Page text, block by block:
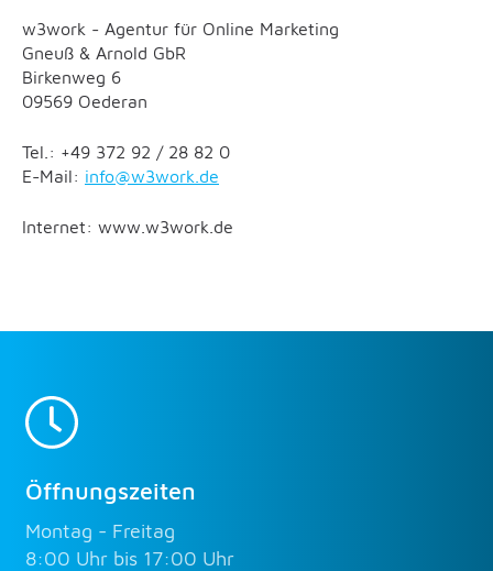
w3work - Agentur für Online Marketing
Gneuß & Arnold GbR
Birkenweg 6
09569 Oederan
Tel.: +49 372 92 / 28 82 0
E-Mail: info@w3work.de
Internet: www.w3work.de
Öffnungszeiten
Montag - Freitag
8:00 Uhr bis 17:00 Uhr